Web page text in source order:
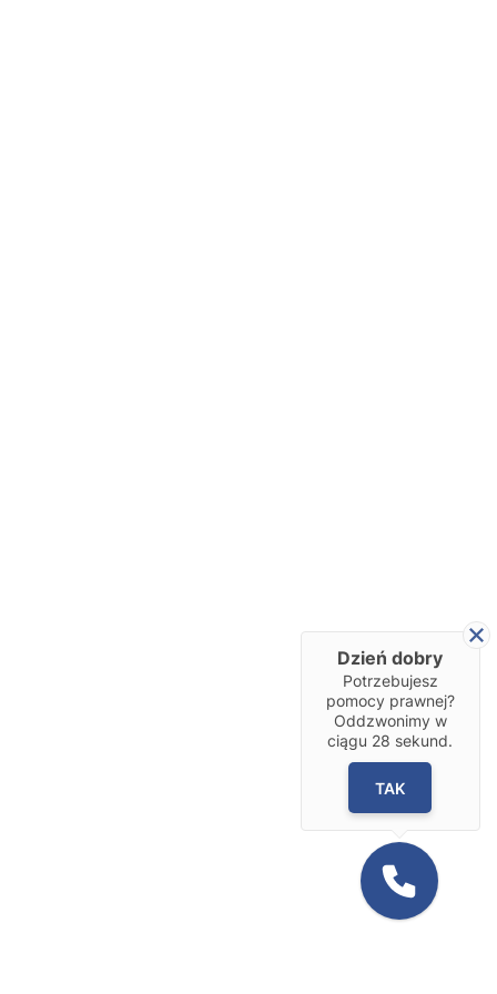
Dzień dobry
Potrzebujesz
pomocy prawnej?
Oddzwonimy w
ciągu 28 sekund.
TAK